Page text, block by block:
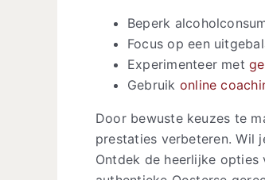
Beperk
Focus op een
Experimenteer met
Gebruik online
Door bewuste keuzes te
prestaties verbeteren. Wil
Ontdek de heerlijke opties